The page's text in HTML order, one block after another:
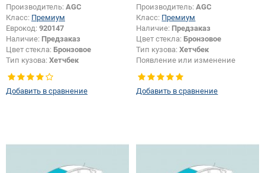
Производитель: AGC
Класс: Премиум
Еврокод: 920147
Наличие: Предзаказ
Цвет стекла: Бронзовое
Тип кузова: Хетчбек
Тип стекла: Боковое стекло левое
Добавить в сравнение
Производитель:AGC
Класс: Премиум
Наличие: Предзаказ
Цвет стекла: Бронзовое
Тип кузова:Хетчбек
Появление или изменение
крепления зеркала:
Добавить в сравнение